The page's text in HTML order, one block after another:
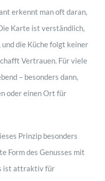
erkennt man oft daran,
Karte ist verständlich,
die Küche folgt keiner
Vertrauen. Für viele
– besonders dann,
oder einen Ort für
Prinzip besonders
Form des Genusses mit
ist attraktiv für